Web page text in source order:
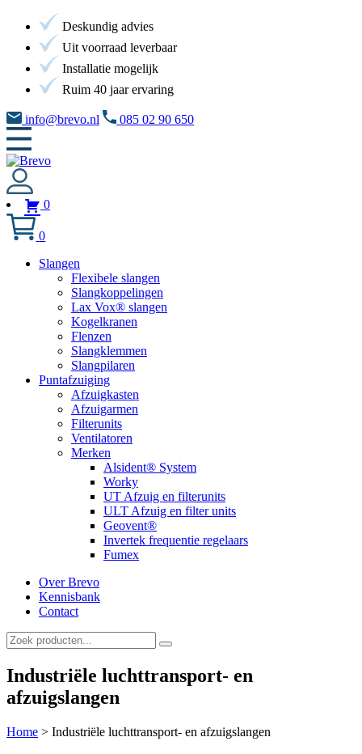
Deskundig advies
Uit voorraad leverbaar
Installatie mogelijk
Ruim 40 jaar ervaring
info@brevo.nl 085 02 90 650
0
0
Slangen
Flexibele slangen
Slangkoppelingen
Lax Vox® slangen
Kogelkranen
Flenzen
Slangklemmen
Slangpilaren
Puntafzuiging
Afzuigkasten
Afzuigarmen
Filterunits
Ventilatoren
Merken
Alsident® System
Worky
UT Afzuig en filterunits
ULT Afzuig en filter units
Geovent®
Invertek frequentie regelaars
Fumex
Over Brevo
Kennisbank
Contact
Industriële luchttransport- en
afzuigslangen
Home > Industriële luchttransport- en afzuigslangen